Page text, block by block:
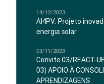
14/12/2023
AI4PV: Projeto
energia solar
03/11/2023
Convite 03/REACT-
03) APOIO À
APRENDIZAGENS